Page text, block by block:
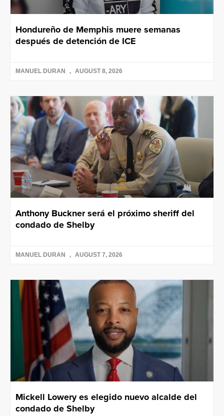
Hondureño de Memphis muere semanas
después de detención de ICE
MANUEL DURAN AUGUST 8, 2026
Anthony Buckner será el próximo sheriff del
condado de Shelby
MANUEL DURAN AUGUST 7, 2026
Mickell Lowery es elegido nuevo alcalde del
condado de Shelby